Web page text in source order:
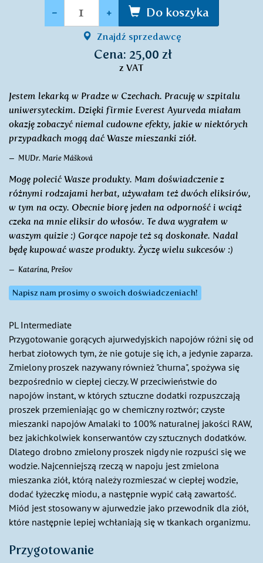
- + Do koszyka
Znajdź sprzedawcę
Cena: 25,00 zł
z VAT
Jestem lekarką w Pradze w Czechach. Pracuję w szpitalu
uniwersyteckim. Dzięki firmie Everest Ayurveda miałam
okazję zobaczyć niemal cudowne efekty, jakie w niektórych
przypadkach mogą dać Wasze mieszanki ziół.
MUDr. Marie Mášková
Mogę polecić Wasze produkty. Mam doświadczenie z
różnymi rodzajami herbat, używałam też dwóch eliksirów,
w tym na oczy. Obecnie biorę jeden na odporność i wciąż
czeka na mnie eliksir do włosów. Te dwa wygrałem w
waszym quizie :) Gorące napoje też są doskonałe. Nadal
będę kupować wasze produkty. Życzę wielu sukcesów :)
Katarína, Prešov
Napisz nam prosimy o swoich doświadczeniach!
PL Intermediate
Przygotowanie gorących ajurwedyjskich napojów różni się od
herbat ziołowych tym, że nie gotuje się ich, a jedynie zaparza.
Zmielony proszek nazywany również "churna", spożywa się
bezpośrednio w ciepłej cieczy. W przeciwieństwie do
napojów instant, w których sztuczne dodatki rozpuszczają
proszek przemieniając go w chemiczny roztwór; czyste
mieszanki napojów Amalaki to 100% naturalnej jakości RAW,
bez jakichkolwiek konserwantów czy sztucznych dodatków.
Dlatego drobno zmielony proszek nigdy nie rozpuści się we
wodzie. Najcenniejszą rzeczą w napoju jest zmielona
mieszanka ziół, którą należy rozmieszać w ciepłej wodzie,
dodać łyżeczkę miodu, a następnie wypić całą zawartość.
Miód jest stosowany w ajurwedzie jako przewodnik dla ziół,
które następnie lepiej wchłaniają się w tkankach organizmu.
Przygotowanie